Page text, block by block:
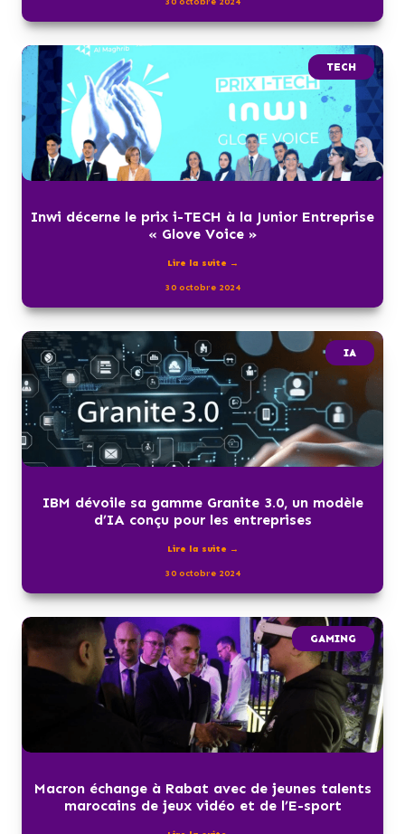
TECH
Inwi décerne le prix i-TECH à la Junior Entreprise
« Glove Voice »
Lire la suite →
30 octobre 2024
IA
IBM dévoile sa gamme Granite 3.0, un modèle
d’IA conçu pour les entreprises
Lire la suite →
30 octobre 2024
GAMING
Macron échange à Rabat avec de jeunes talents
marocains de jeux vidéo et de l’E-sport